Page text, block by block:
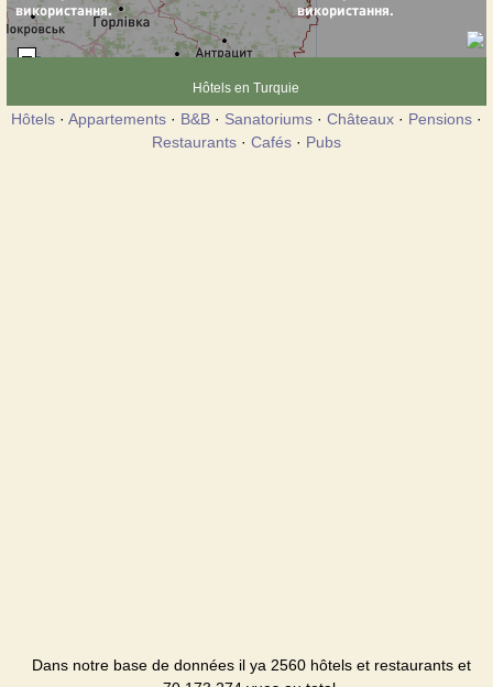
Hôtels en Turquie
Hôtels · Appartements · B&B · Sanatoriums · Châteaux · Pensions ·
Restaurants · Cafés · Pubs
Dans notre base de données il ya 2560 hôtels et restaurants et